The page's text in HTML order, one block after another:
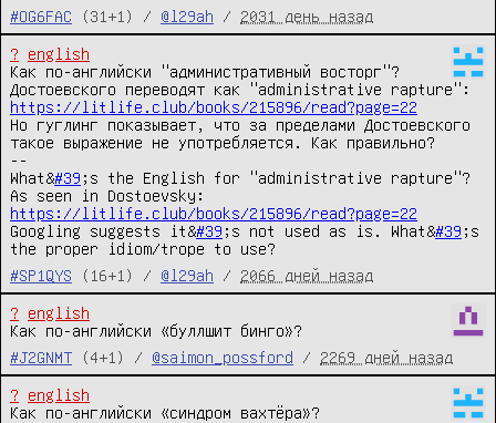
#OG6FAC
(31+1) / @l29ah / 2031 день назад
?
english
Как по-английски "административный восторг"?
https://litlife.club/books/215896/read?page=22
Но гуглинг показывает, что за пределами Достоевского
такое выражение не употребляется. Как правильно?
--
What&#39 ;s the English for "administrative rapture"?
https://litlife.club/books/215896/read?page=22
Googling suggests it&#39 ;s not used as is. What&#39 ;s
the proper idiom/trope to use?
#SP1QYS
(16+1) / @l29ah / 2066 дней назад
?
english
Как по-английски «буллшит бинго»?
#J2GNMT
(4+1) / @saimon_possford / 2269 дней назад
?
english
Как по-английски «синдром вахтёра»?